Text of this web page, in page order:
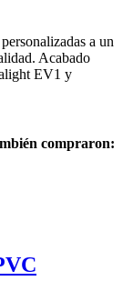
a un
Acabado
EV1 y
compraron: